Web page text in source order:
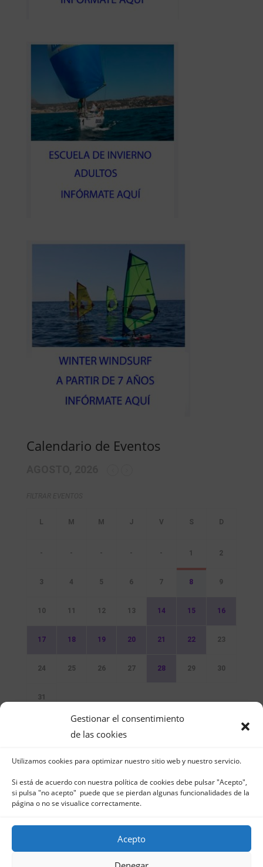
Gestionar el consentimiento
de las cookies
Utilizamos cookies para optimizar nuestro sitio web y nuestro servicio.
Si está de acuerdo con nuestra política de cookies debe pulsar "Acepto",
si pulsa "no acepto" puede que se pierdan algunas funcionalidades de la
página o no se visualice correctamente.
Acepto
Calendario de Eventos
- - - - - 1 2
3 4 5 6 7 8 9
10 11 12 13 14 15 16
17 18 19 20 21 22 23
24 25 26 27 28 29 30
31
Sin Eventos
Club Naútico de Jávea - Muelle Norte s/n |
03730 Jávea – España | Tel. 965 791 025 | Fax.
965 796 008 | info@cnjavea.net